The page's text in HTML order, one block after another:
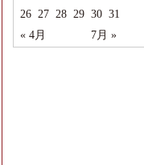
« 4月 7月 »
26 27 28 29 30 31